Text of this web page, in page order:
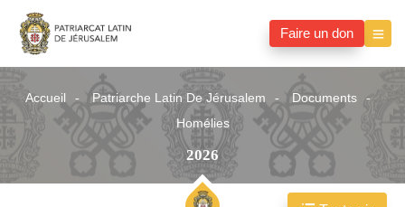
Faire un don
Accueil Patriarche Latin De Jérusalem
Documents
Homélies
2026